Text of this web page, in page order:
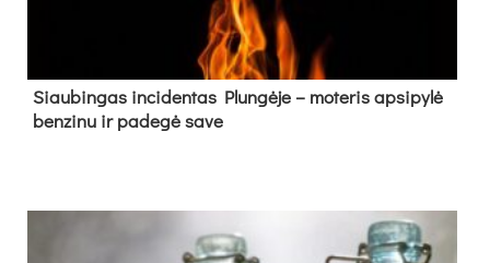
Siau­bin­gas in­ci­den­tas Plun­gė­je – mo­te­ris ap­si­py­lė
ben­zi­nu ir pa­de­gė sa­ve